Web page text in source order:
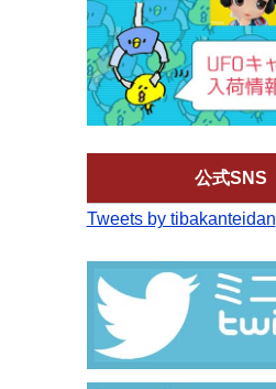
公式SNS
Tweets by tibakanteidan